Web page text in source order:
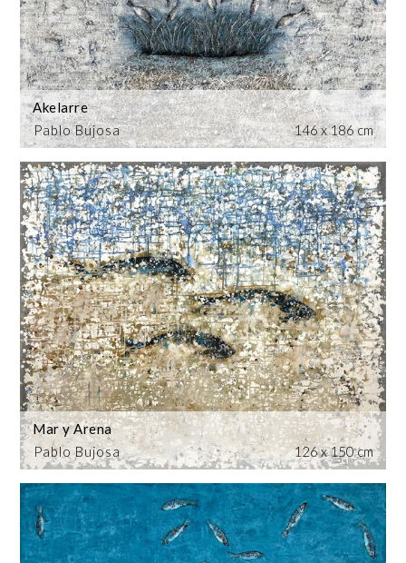
Pablo Bujosa
Akelarre
146 x 186 cm
Pablo Bujosa
Mar y Arena
126 x 150 cm